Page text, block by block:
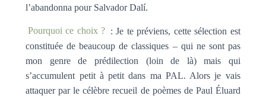
l’abandonna pour Salvador Dalí.
Pourquoi ce choix ? : Je te préviens, cette sélection est
constituée de beaucoup de classiques – qui ne sont pas
mon genre de prédilection (loin de là) mais qui
s’accumulent petit à petit dans ma PAL. Alors je vais
attaquer par le célèbre recueil de poèmes de Paul Éluard